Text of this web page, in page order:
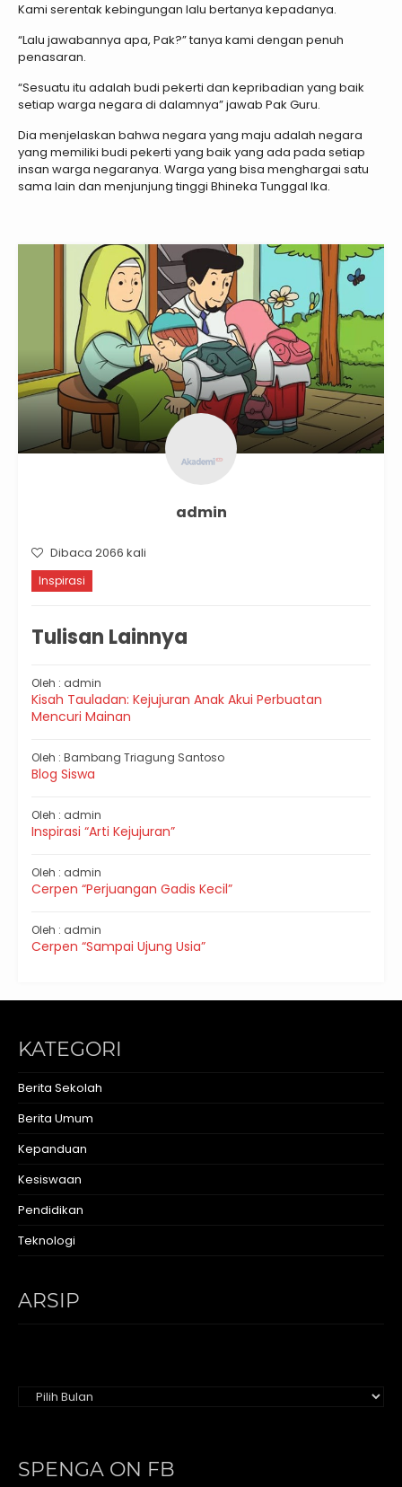
Kami serentak kebingungan lalu bertanya kepadanya.
“Lalu jawabannya apa, Pak?” tanya kami dengan penuh
penasaran.
“Sesuatu itu adalah budi pekerti dan kepribadian yang baik
setiap warga negara di dalamnya” jawab Pak Guru.
Dia menjelaskan bahwa negara yang maju adalah negara
yang memiliki budi pekerti yang baik yang ada pada setiap
insan warga negaranya. Warga yang bisa menghargai satu
sama lain dan menjunjung tinggi Bhineka Tunggal Ika.
admin
Dibaca 2066 kali
Inspirasi
Tulisan Lainnya
Oleh : admin
Kisah Tauladan: Kejujuran Anak Akui Perbuatan
Mencuri Mainan
Oleh : Bambang Triagung Santoso
Blog Siswa
Oleh : admin
Inspirasi “Arti Kejujuran”
Oleh : admin
Cerpen “Perjuangan Gadis Kecil”
Oleh : admin
Cerpen “Sampai Ujung Usia”
KATEGORI
Berita Sekolah
Berita Umum
Kepanduan
Kesiswaan
Pendidikan
Teknologi
ARSIP
SPENGA ON FB